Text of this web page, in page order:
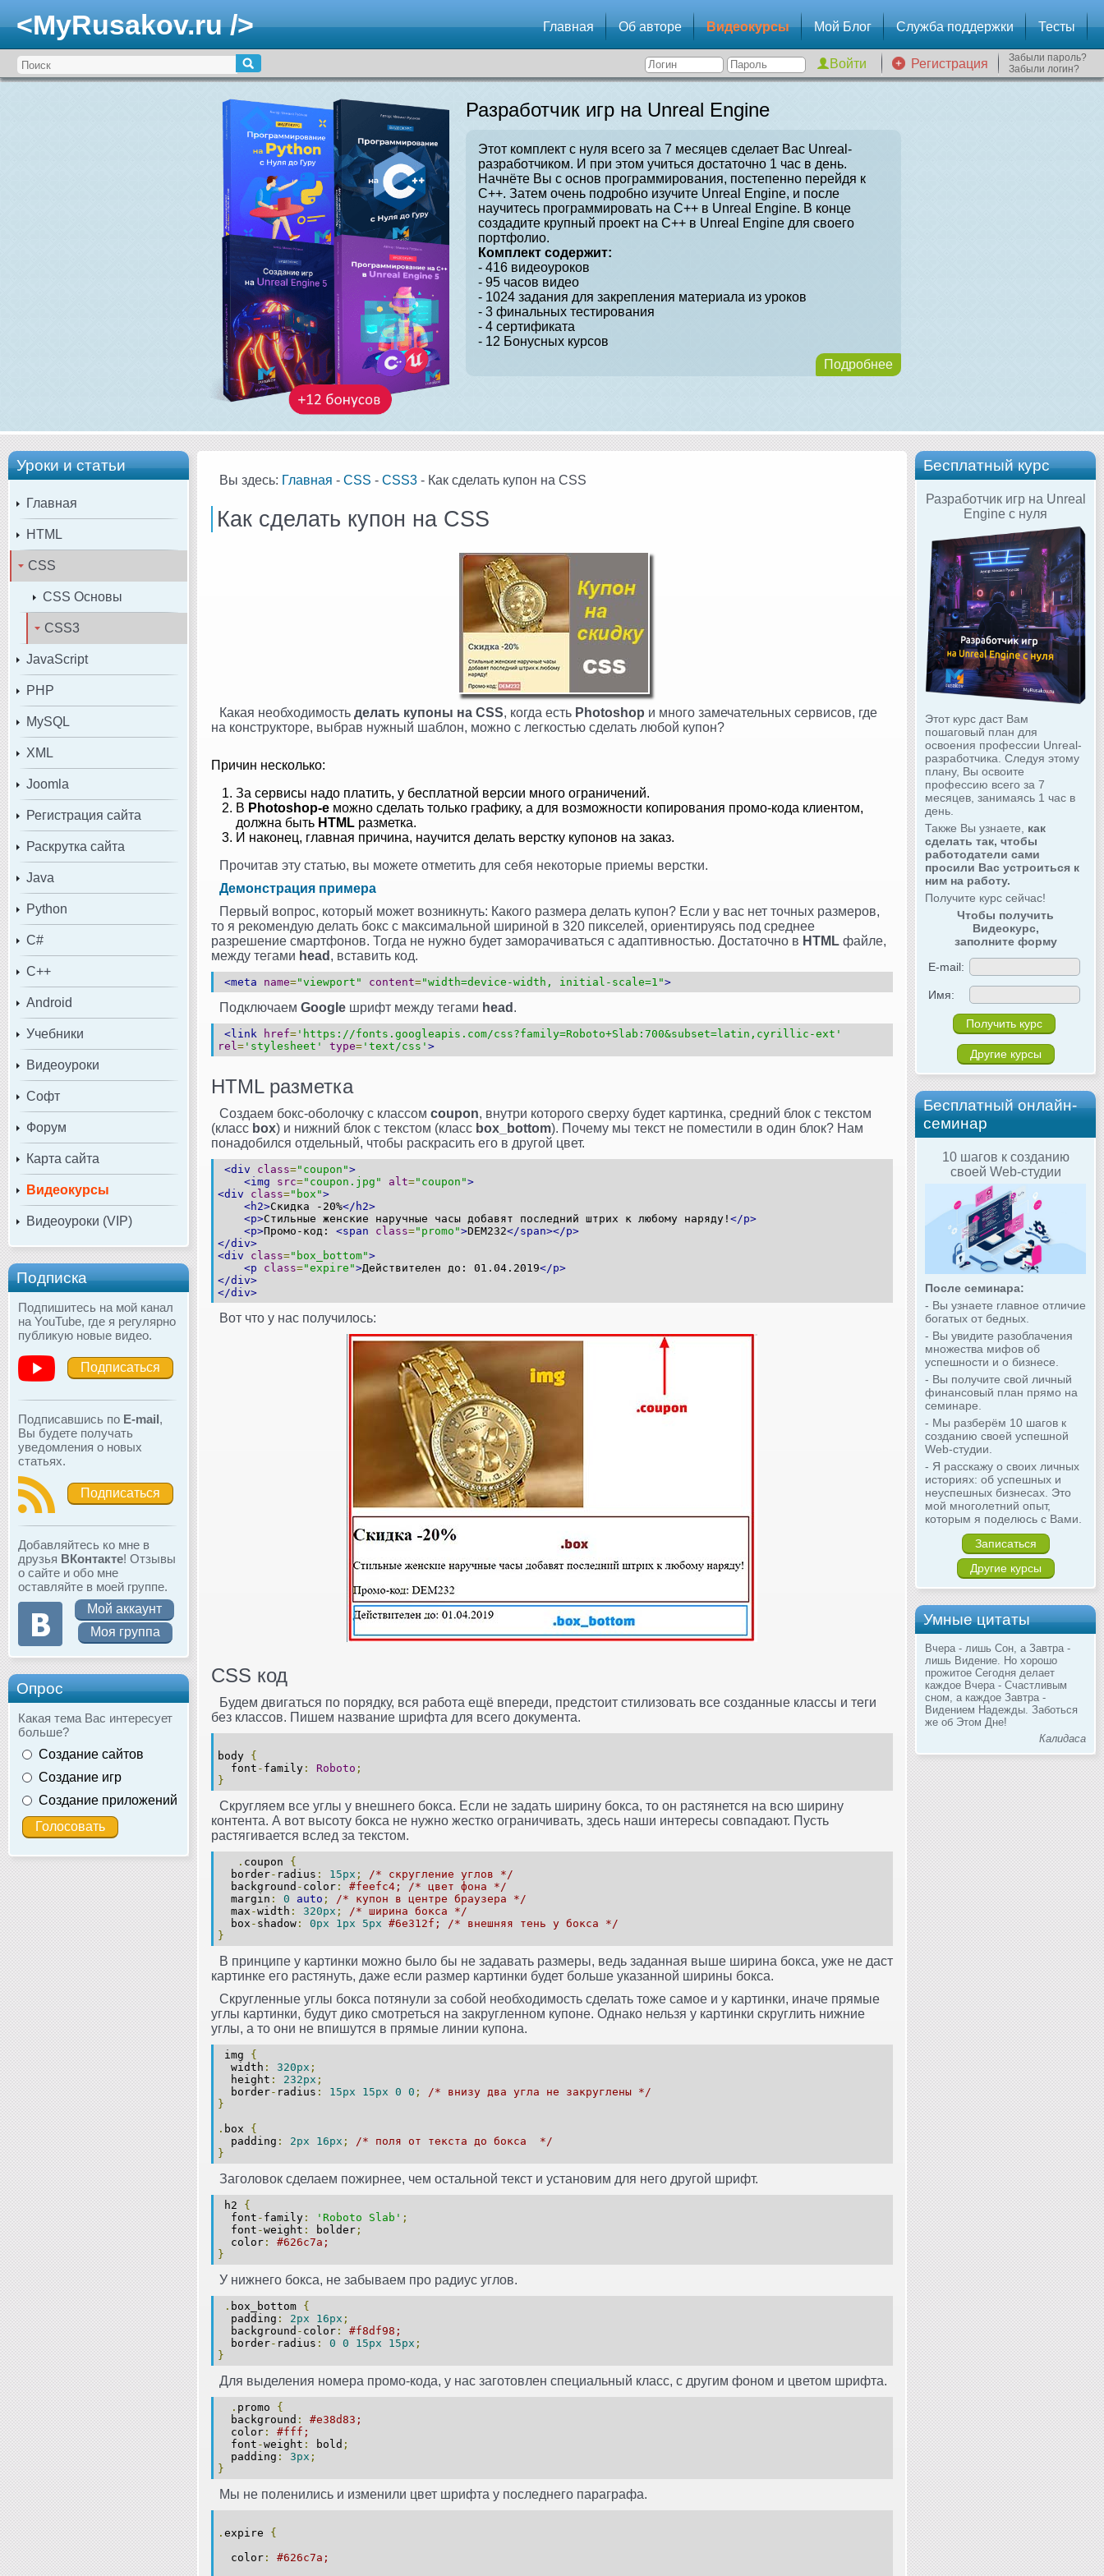
<MyRusakov.ru /> Главная Об авторе Видеокурсы Мой Блог Служба поддержки Тесты
Регистрация
Забыли пароль?
Забыли логин?
Разработчик игр на Unreal Engine
Этот комплект с нуля всего за 7 месяцев сделает Вас Unreal-
разработчиком. И при этом учиться достаточно 1 час в день.
Начнёте Вы с основ программирования, постепенно перейдя к
C++. Затем очень подробно изучите Unreal Engine, и после
научитесь программировать на C++ в Unreal Engine. В конце
создадите крупный проект на C++ в Unreal Engine для своего
портфолио.
Комплект содержит:
- 416 видеоуроков
- 95 часов видео
- 1024 задания для закрепления материала из уроков
- 3 финальных тестирования
- 4 сертификата
- 12 Бонусных курсов
Подробнее
Уроки и статьи
Главная
HTML
CSS
CSS Основы
CSS3
JavaScript
PHP
MySQL
XML
Joomla
Регистрация сайта
Раскрутка сайта
Java
Python
C#
C++
Android
Учебники
Видеоуроки
Софт
Форум
Карта сайта
Видеокурсы
Видеоуроки (VIP)
Подписка
Подпишитесь на мой канал
на YouTube, где я регулярно
публикую новые видео.
Подписаться
Подписавшись по E-mail,
Вы будете получать
уведомления о новых
статьях.
Подписаться
Добавляйтесь ко мне в
друзья ВКонтакте! Отзывы
о сайте и обо мне
оставляйте в моей группе.
Мой аккаунт
Моя группа
Опрос
Какая тема Вас интересует
больше?
Создание сайтов
Создание игр
Создание приложений
Бесплатный курс
Разработчик игр на Unreal
Engine с нуля
Этот курс даст Вам
пошаговый план для
освоения профессии Unreal-
разработчика. Следуя этому
плану, Вы освоите
профессию всего за 7
месяцев, занимаясь 1 час в
день.
Также Вы узнаете, как
сделать так, чтобы
работодатели сами
просили Вас устроиться к
ним на работу.
Получите курс сейчас!
Чтобы получить
Видеокурс,
заполните форму
E-mail:
Имя:
Другие курсы
Бесплатный онлайн-
семинар
10 шагов к созданию
своей Web-студии
После семинара:
- Вы узнаете главное отличие
богатых от бедных.
- Вы увидите разоблачения
множества мифов об
успешности и о бизнесе.
- Вы получите свой личный
финансовый план прямо на
семинаре.
- Мы разберём 10 шагов к
созданию своей успешной
Web-студии.
- Я расскажу о своих личных
историях: об успешных и
неуспешных бизнесах. Это
мой многолетний опыт,
которым я поделюсь с Вами.
Записаться
Другие курсы
Умные цитаты
Вчера - лишь Сон, а Завтра -
лишь Видение. Но хорошо
прожитое Сегодня делает
каждое Вчера - Счастливым
сном, а каждое Завтра -
Видением Надежды. Заботься
же об Этом Дне!
Калидаса
Вы здесь: Главная - CSS - CSS3 - Как сделать купон на CSS
Как сделать купон на CSS
Какая необходимость делать купоны на CSS, когда есть Photoshop и много замечательных сервисов, где
на конструкторе, выбрав нужный шаблон, можно с легкостью сделать любой купон?
Причин несколько:
За сервисы надо платить, у бесплатной версии много ограничений.
В Photoshop-е можно сделать только графику, а для возможности копирования промо-кода клиентом,
должна быть HTML разметка.
И наконец, главная причина, научится делать верстку купонов на заказ.
Прочитав эту статью, вы можете отметить для себя некоторые приемы верстки.
Демонстрация примера
Первый вопрос, который может возникнуть: Какого размера делать купон? Если у вас нет точных размеров,
то я рекомендую делать бокс с максимальной шириной в 320 пикселей, ориентируясь под среднее
разрешение смартфонов. Тогда не нужно будет заморачиваться с адаптивностью. Достаточно в HTML файле,
между тегами head , вставить код.
<meta name="viewport" content="width=device-width, initial-scale=1">
Подключаем Google шрифт между тегами head .
<link href= 'https://fonts.googleapis.com/css?family=Roboto+Slab:700&subset=latin,cyrillic-ext'
rel = 'stylesheet' type= 'text/css' >
HTML разметка
Создаем бокс-оболочку с классом coupon, внутри которого сверху будет картинка, средний блок с текстом
(класс box) и нижний блок с текстом (класс box_bottom). Почему мы текст не поместили в один блок? Нам
понадобился отдельный, чтобы раскрасить его в другой цвет.
<div class="coupon">
<img
src="coupon.jpg" alt="coupon">
<div
class="box">
<h2>Скидка -20%</h2>
<p>Стильные женские наручные часы добавят последний штрих к любому наряду! </p>
<p>Промо-код: <span class="promo">DEM232</span></p>
</div>
<div
class="box_bottom">
<p
class="expire">Действителен до: 01.04.2019</p>
</div>
</div>
Вот что у нас получилось:
CSS код
Будем двигаться по порядку, вся работа ещё впереди, предстоит стилизовать все созданные классы и теги
без классов. Пишем название шрифта для всего документа.
body {
font - family : Roboto ;
}
Скругляем все углы у внешнего бокса. Если не задать ширину бокса, то он растянется на всю ширину
контента. А вот высоту бокса не нужно жестко ограничивать, здесь наши интересы совпадают. Пусть
растягивается вслед за текстом.
. coupon {
border- radius : 15px ;
/* скругление углов */
background - color :
#feefc4; /* цвет фона */
margin : 0 auto ;
/* купон в центре браузера */
max -width : 320px ;
/* ширина бокса */
box - shadow : 0px 1px 5px #6e312f; /* внешняя тень у бокса */
}
В принципе у картинки можно было бы не задавать размеры, ведь заданная выше ширина бокса, уже не даст
картинке его растянуть, даже если размер картинки будет больше указанной ширины бокса.
Скругленные углы бокса потянули за собой необходимость сделать тоже самое и у картинки, иначе прямые
углы картинки, будут дико смотреться на закругленном купоне. Однако нельзя у картинки скруглить нижние
углы, а то они не впишутся в прямые линии купона.
img {
width : 320px ;
height : 232px ;
border- radius : 15px 15px 0 0 ;
/* внизу два угла не закруглены */
}
. box {
padding : 2px 16px ;
/* поля от текста до бокса */
}
Заголовок сделаем пожирнее, чем остальной текст и установим для него другой шрифт.
h2 {
font - family : 'Roboto Slab' ;
font -weight : bolder ;
color :
#626c7a;
}
У нижнего бокса, не забываем про радиус углов.
. box_bottom {
padding : 2px 16px ;
background - color :
#f8df98;
border- radius : 0 0 15px 15px ;
}
Для выделения номера промо-кода, у нас заготовлен специальный класс, с другим фоном и цветом шрифта.
. promo {
background :
#e38d83;
color :
#fff;
font -weight : bold ;
padding : 3px ;
}
Мы не поленились и изменили цвет шрифта у последнего параграфа.
. expire {
color :
#626c7a;